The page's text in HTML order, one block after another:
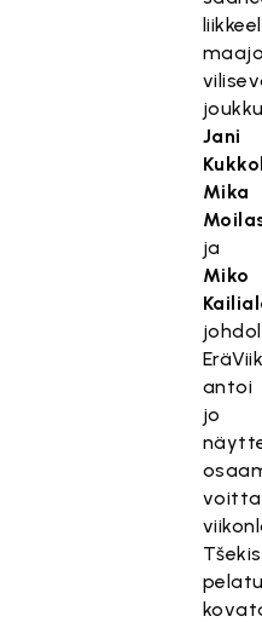
Jani
Mika
ja
Miko
antoi
jo